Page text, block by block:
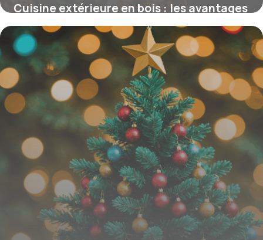
Cuisine extérieure en bois : les avantages
pour un espace de vie naturel
15 juin 2026